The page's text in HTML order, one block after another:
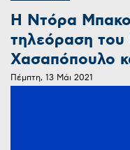
Η Ντόρα
τηλεόραση του
Χασαπόπουλο
Πέμπτη, 13 Μάι 2021